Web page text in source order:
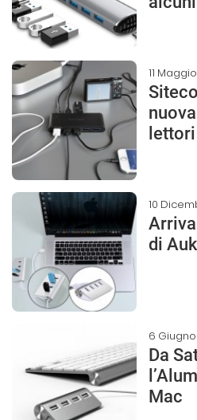
11
10
Arriva
di
6 Giugno
Da
Mac